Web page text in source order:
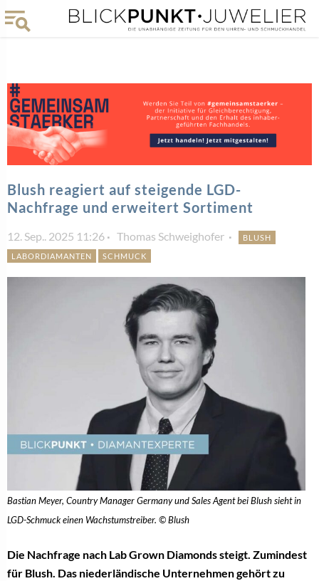
Blush reagiert auf steigende LGD-
Nachfrage und erweitert Sortiment
12. Sep.. 2025 11:26 Thomas Schweighofer
BLUSH
LABORDIAMANTEN
SCHMUCK
Bastian Meyer, Country Manager Germany und Sales Agent bei Blush sieht in
LGD-Schmuck einen Wachstumstreiber. © Blush
Die Nachfrage nach Lab Grown Diamonds steigt. Zumindest
für Blush. Das niederländische Unternehmen gehört zu